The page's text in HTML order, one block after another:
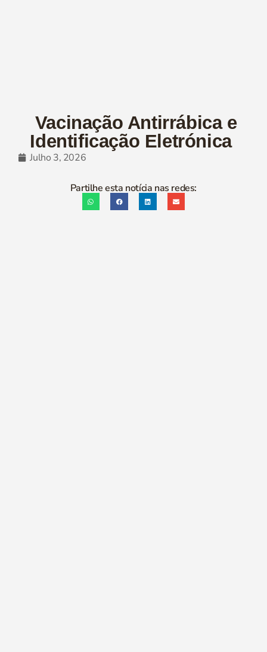
Vacinação Antirrábica e
Identificação Eletrónica
Julho 3, 2026
Partilhe esta notícia nas redes: